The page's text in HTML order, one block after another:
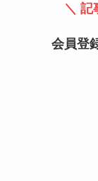
＼ 記
会員登